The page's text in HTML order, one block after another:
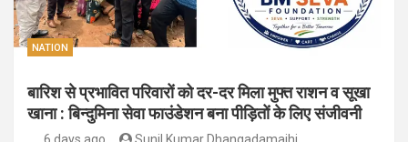
NATION
बारिश से प्रभावित परिवारों को दर-दर मिला मुफ्त राशन व सूखा
खाना : बिन्दुमिना सेवा फाउंडेशन बना पीड़ितों के लिए संजीवनी